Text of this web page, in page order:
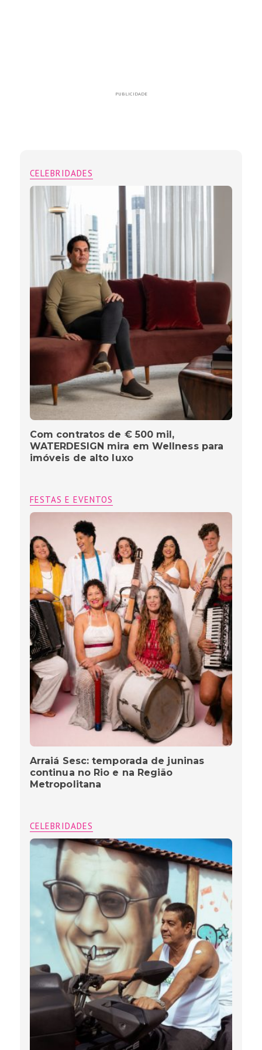
PUBLICIDADE
CELEBRIDADES
Com contratos de € 500 mil,
WATERDESIGN mira em Wellness para
imóveis de alto luxo
FESTAS E EVENTOS
Arraiá Sesc: temporada de juninas
continua no Rio e na Região
Metropolitana
CELEBRIDADES